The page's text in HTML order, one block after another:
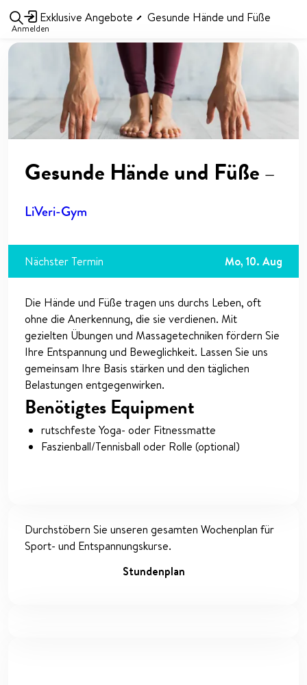
Anmelden
Exklusive Angebote Gesunde Hände und Füße
Gesunde Hände und Füße —
LiVeri-Gym
Nächster Termin Mo, 10. Aug
Die Hände und Füße tragen uns durchs Leben, oft
ohne die Anerkennung, die sie verdienen. Mit
gezielten Übungen und Massagetechniken fördern Sie
Ihre Entspannung und Beweglichkeit. Lassen Sie uns
gemeinsam Ihre Basis stärken und den täglichen
Belastungen entgegenwirken.
Benötigtes Equipment
rutschfeste Yoga- oder Fitnessmatte
Faszienball/Tennisball oder Rolle (optional)
Durchstöbern Sie unseren gesamten Wochenplan für
Sport- und Entspannungskurse.
Stundenplan